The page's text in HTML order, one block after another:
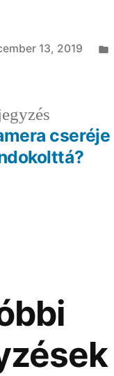
13, 2019
bejegyzés:
cseréje